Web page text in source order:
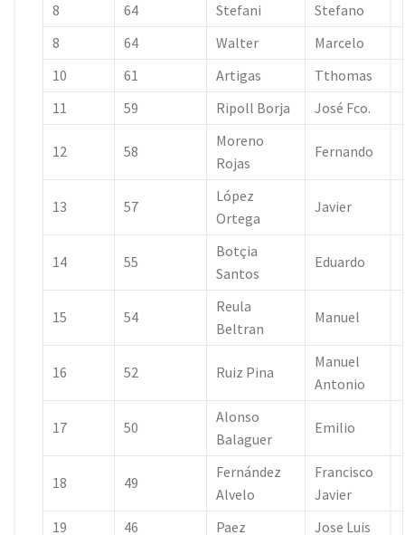
8
64 Stefani
Stefano
8
64 Walter
Marcelo
10
61 Artigas
Tthomas
11
59 Ripoll Borja José Fco.
12 58
Moreno
Rojas
Fernando
13 57
López
Ortega
Javier
14 55
Botçia
Santos
Eduardo
15 54
Reula
Beltran
Manuel
16 52 Ruiz Pina
Manuel
Antonio
17 50
Alonso
Balaguer
Emilio
18 49
Fernández
Alvelo
Francisco
Javier
19
46 Paez
Jose Luis